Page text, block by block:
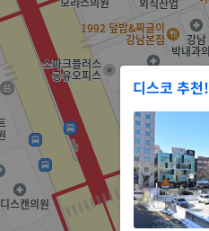
디스코 추천!